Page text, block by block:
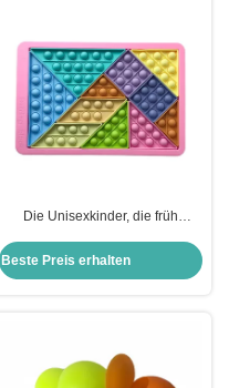
Die Unisexkinder, die früh
sprudeln Unruhe-Spielwaren
Tangram-Puzzlespiel
Beste Preis erhalten